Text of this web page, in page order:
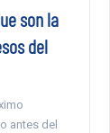
son la
del
antes del